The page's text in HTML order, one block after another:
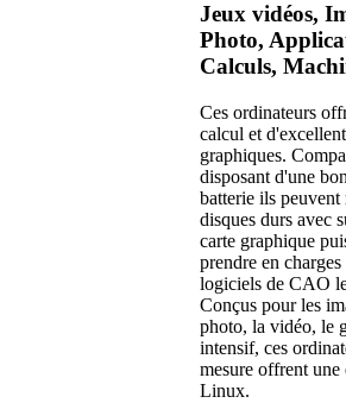
Jeux vidéos,
Photo,
Calculs,
Ces ordinateurs
calcul et
graphiques.
disposant d'une
batterie ils
disques durs avec
carte graphique
prendre en
logiciels de CAO
Conçus pour les
photo, la vidéo, le
intensif, ces
mesure offrent
Linux.